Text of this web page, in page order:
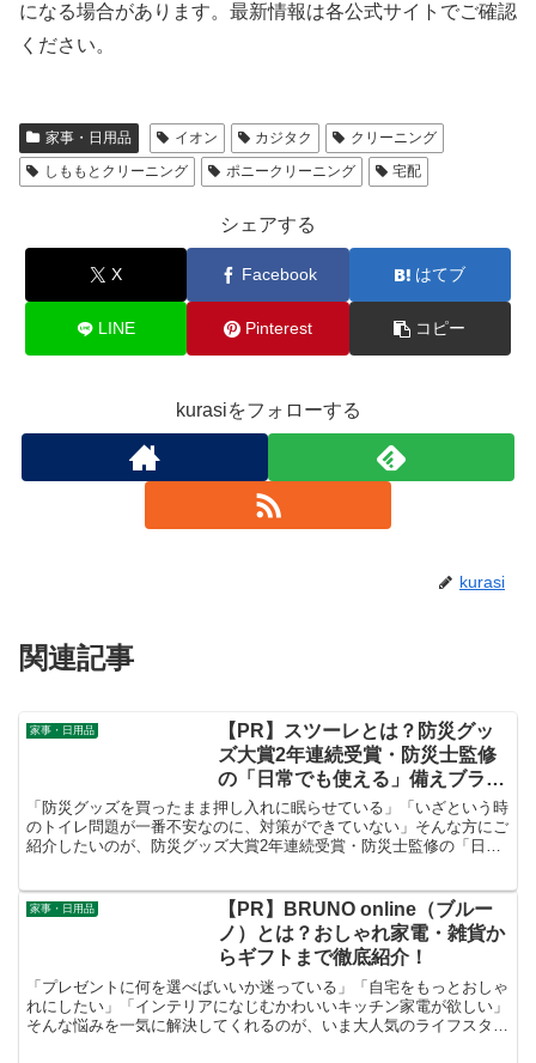
になる場合があります。最新情報は各公式サイトでご確認
ください。
家事・日用品 イオン カジタク
クリーニング
しももとクリーニング
ポニークリーニング 宅配
シェアする
X Facebook はてブ
LINE Pinterest コピー
kurasiをフォローする
kurasi
関連記事
家事・日用品
【PR】スツーレとは？防災グッ
ズ大賞2年連続受賞・防災士監修
の「日常でも使える」備えブラン
ドを徹底解説！
「防災グッズを買ったまま押し入れに眠らせている」「いざという時
のトイレ問題が一番不安なのに、対策ができていない」そんな方にご
紹介したいのが、防災グッズ大賞2年連続受賞・防災士監修の「日常
家事・日用品
【PR】BRUNO online（ブルー
ノ）とは？おしゃれ家電・雑貨か
らギフトまで徹底紹介！
「プレゼントに何を選べばいいか迷っている」「自宅をもっとおしゃ
れにしたい」「インテリアになじむかわいいキッチン家電が欲しい」
そんな悩みを一気に解決してくれるのが、いま大人気のライフスタイ